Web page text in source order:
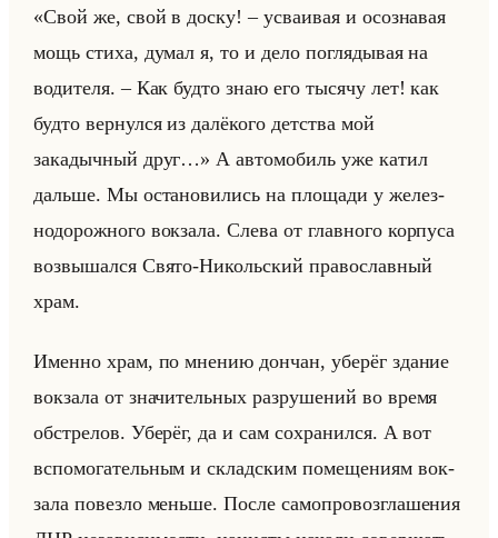
«Свой же, свой в доску! – усваивая и осознавая
мощь стиха, думал я, то и дело поглядывая на
водителя. – Как будто знаю его тысячу лет! как
будто вернулся из далёкого детства мой
закадычный друг…» А ав­то­мо­биль уже катил
дальше. Мы оста­но­ви­лись на пло­ща­ди у же­лез­
но­до­рож­но­го вок­за­ла. Слева от глав­но­го кор­пу­са
воз­вы­шал­ся Свято-Ни­кольский пра­во­слав­ный
храм.
Имен­но храм, по мне­нию дон­чан, убе­рёг зда­ние
вок­за­ла от зна­чи­тельных раз­ру­ше­ний во время
об­стре­лов. Убе­рёг, да и сам со­хра­нил­ся. А вот
вспо­мо­га­тельным и склад­ским по­ме­ще­ни­ям вок­
за­ла по­вез­ло меньше. После са­мо­про­воз­гла­ше­ния